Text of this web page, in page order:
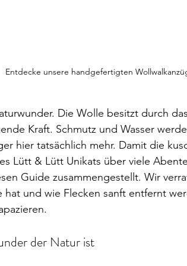
Entdecke unsere handgefertigten
Die Wolle besitzt durch
Kraft. Schmutz und Wasser
hier tatsächlich mehr. Damit die
Lütt & Lütt Unikats über viele
Guide zusammengestellt. Wir
hat und wie Flecken sanft entfernt
der Natur ist